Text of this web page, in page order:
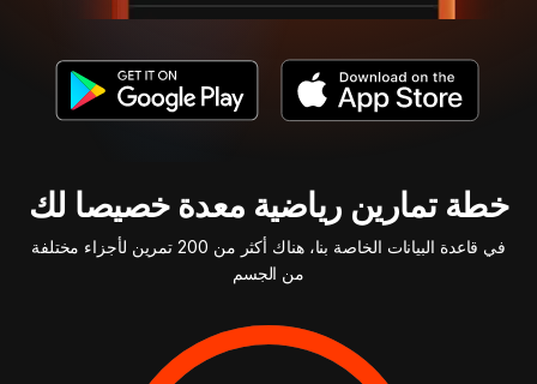
خطة تمارين رياضية معدة خصيصا لك
في قاعدة البيانات الخاصة بنا، هناك أكثر من 200 تمرين لأجزاء مختلفة
من الجسم